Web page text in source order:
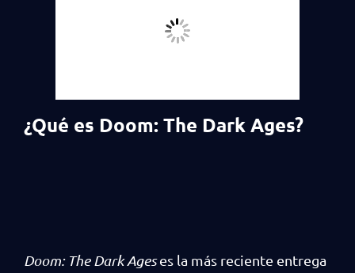
¿Qué es Doom: The Dark Ages?
Doom: The Dark Ageses la más reciente entrega